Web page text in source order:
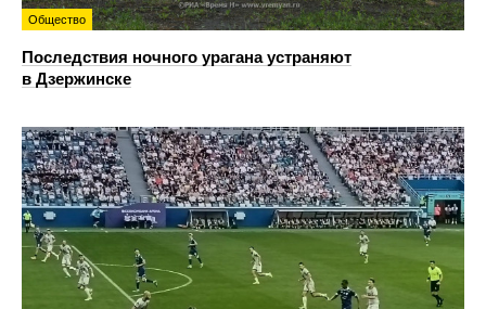
Общество
Последствия ночного урагана устраняют
в Дзержинске